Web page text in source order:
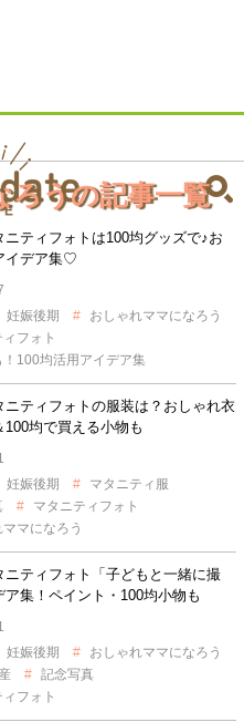
ろうの記事一覧
ニティフォトは100均グッズで♪お
イデア集♡
妊娠後期
おしゃれママになろう
フォト
！100均活用アイデア集
ニティフォトの服装は？おしゃれ衣
100均で買える小物も
妊娠後期
マタニティ服
マタニティフォト
マになろう
ニティフォト「子どもと一緒に撮
ア集！ペイント・100均小物も
妊娠後期
おしゃれママになろう
記念写真
フォト